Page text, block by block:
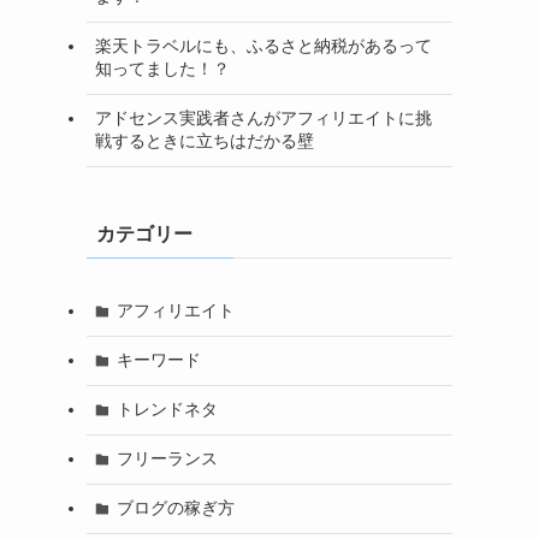
楽天トラベルにも、ふるさと納税があるって
知ってました！？
アドセンス実践者さんがアフィリエイトに挑
戦するときに立ちはだかる壁
カテゴリー
アフィリエイト
キーワード
トレンドネタ
フリーランス
ブログの稼ぎ方